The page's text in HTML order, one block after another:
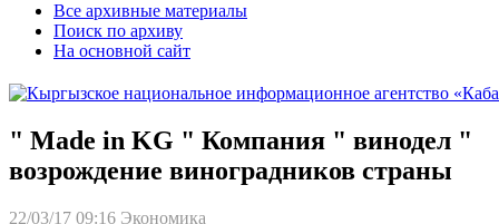
Все архивные материалы
Поиск по архиву
На основной сайт
" Made in KG " Компания " винодел "
возрождение виноградников страны
22/03/17 09:16 Экономика